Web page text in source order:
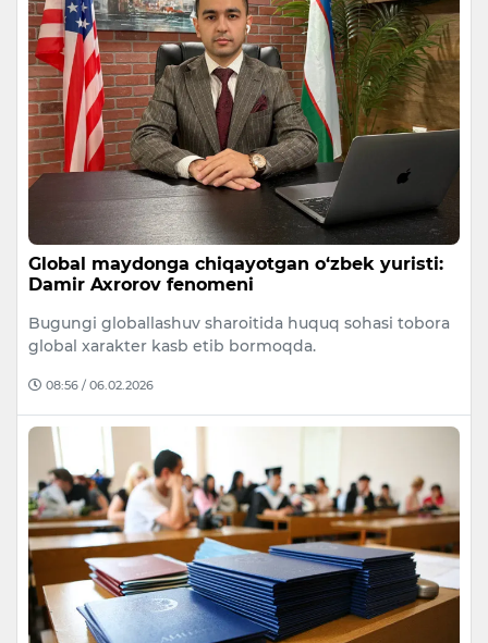
Global maydonga chiqayotgan o‘zbek yuristi:
Damir Axrorov fenomeni
Bugungi globallashuv sharoitida huquq sohasi tobora
global xarakter kasb etib bormoqda.
08:56 / 06.02.2026